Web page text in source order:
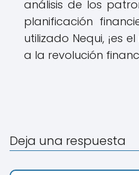
análisis de los
planificación
utilizado Nequi, ¡es
a la revolución
Deja una respuesta